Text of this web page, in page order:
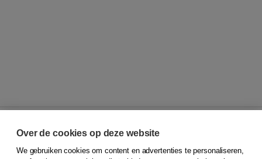
© 2026Koninklijke Boom uitgevers
Over de cookies op deze website
We gebruiken cookies om content en advertenties te personaliseren,